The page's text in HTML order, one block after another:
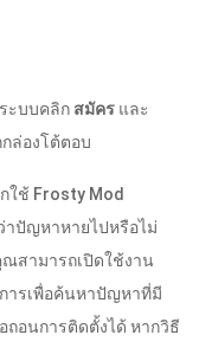
ะบบคลิก สมัคร และ
ล่องโต้ตอบ
ใช้ Frosty Mod
าปัญหาหายไปหรือไม่
สามารถเปิดใช้งาน
ารเพื่อค้นหาปัญหาที่มี
อนการติดตั้งได้ หากวิธี